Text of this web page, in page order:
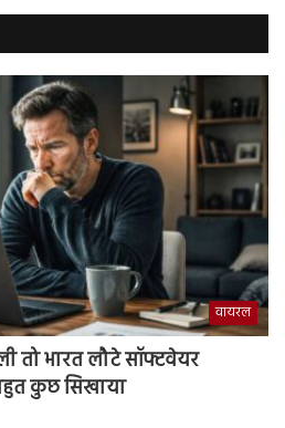
वायरल
तो भारत लौटे सॉफ्टवेयर
कुछ सिखाया